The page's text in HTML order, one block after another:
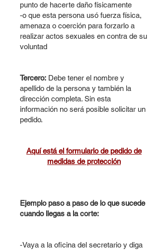
punto de hacerte daño físicamente
-o que esta persona usó fuerza física,
amenaza o coerción para forzarlo a
realizar actos sexuales en contra de su
voluntad
Tercero: Debe tener el nombre y
apellido de la persona y también la
dirección completa. Sin esta
información no será posible solicitar un
pedido.
Aquí está el formulario de pedido de
medidas de protección
Ejemplo paso a paso de lo que sucede
cuando llegas a la corte:
-Vaya a la oficina del secretario y diga